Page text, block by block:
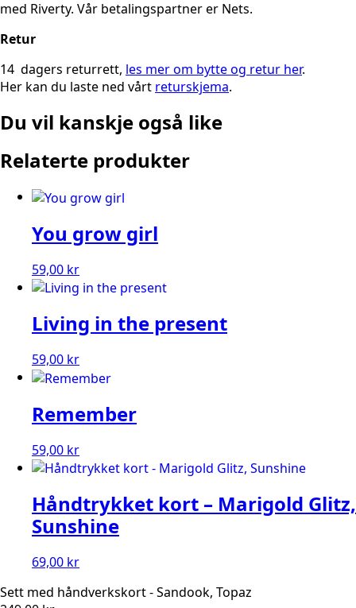
med Riverty. Vår betalingspartner er Nets.
Retur
14 dagers returrett, les mer om bytte og retur her.
Her kan du laste ned vårt returskjema.
Du vil kanskje også like
Relaterte produkter
You grow girl
59,00 kr
Living in the present
59,00 kr
Remember
59,00 kr
Håndtrykket kort – Marigold Glitz,
Sunshine
69,00 kr
Sett med håndverkskort - Sandook, Topaz